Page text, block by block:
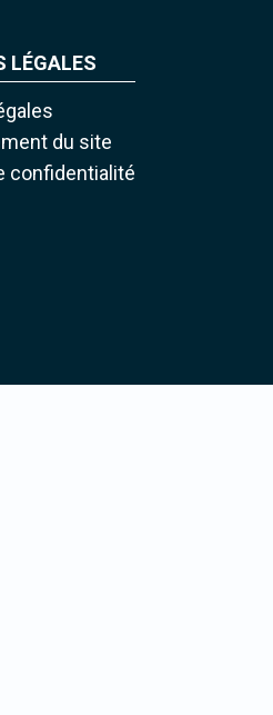
LÉGALES
du site
confidentialité